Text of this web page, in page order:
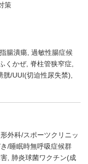
策
腸潰瘍 過敏性腸症候
くかぜ 脊柱管狭窄症
胱/UUI(切迫性尿失禁)
外科/スポーツクリニッ
/睡眠時無呼吸症候群
肺炎球菌ワクチン(成